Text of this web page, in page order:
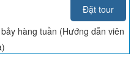
Đặt tour
hàng tuần (Hướng dẫn viên